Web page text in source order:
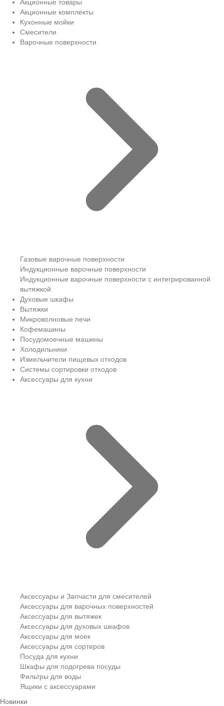
Акционные товары
Акционные комплекты
Кухонные мойки
Смесители
Варочные поверхности
Газовые варочные поверхности
Индукционные варочные поверхности
Индукционные варочные поверхности с интегрированной
вытяжкой
Духовые шкафы
Вытяжки
Микроволновые печи
Кофемашины
Посудомоечные машины
Холодильники
Измельчители пищевых отходов
Системы сортировки отходов
Аксессуары для кухни
Аксессуары и Запчасти для смесителей
Аксессуары для варочных поверхностей
Аксессуары для вытяжек
Аксессуары для духовых шкафов
Аксессуары для моек
Аксессуары для сортеров
Посуда для кухни
Шкафы для подогрева посуды
Фильтры для воды
Ящики с аксессуарами
Новинки